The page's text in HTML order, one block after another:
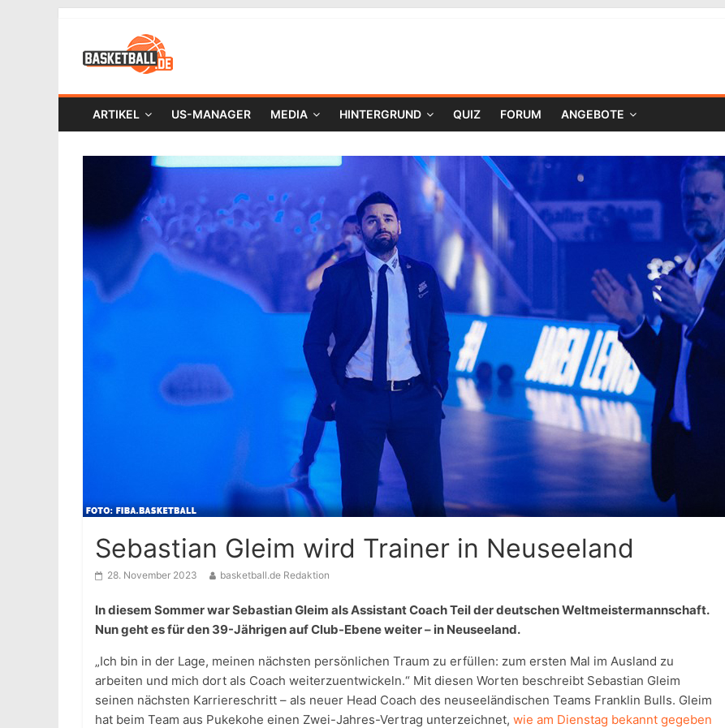
ARTIKEL US-MANAGER MEDIA HINTERGRUND QUIZ FORUM ANGEBOTE
Sebastian Gleim wird Trainer in Neuseeland
28. November 2023 basketball.de Redaktion
In diesem Sommer war Sebastian Gleim als Assistant Coach Teil der deutschen Weltmeistermannschaft.
Nun geht es für den 39-Jährigen auf Club-Ebene weiter – in Neuseeland.
„Ich bin in der Lage, meinen nächsten persönlichen Traum zu erfüllen: zum ersten Mal im Ausland zu
arbeiten und mich dort als Coach weiterzuentwickeln.“ Mit diesen Worten beschreibt Sebastian Gleim
seinen nächsten Karriereschritt – als neuer Head Coach des neuseeländischen Teams Franklin Bulls. Gleim
hat beim Team aus Pukekohe einen Zwei-Jahres-Vertrag unterzeichnet, wie am Dienstag bekannt gegeben